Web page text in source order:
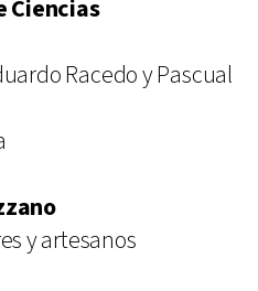
Ciencias
Racedo y Pascual
y artesanos